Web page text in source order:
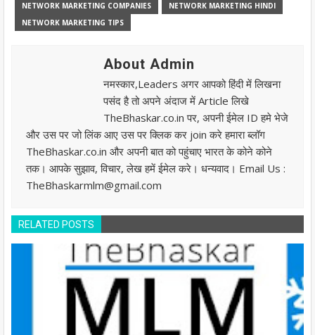
NETWORK MARKETING COMPANIES
NETWORK MARKETING HINDI
NETWORK MARKETING TIPS
About Admin
नमस्कार,Leaders अगर आपको हिंदी में लिखना
पसंद है तो अपने अंदाज में Article लिखे
TheBhaskar.co.in पर, अपनी ईमेल ID हमे भेजे
और उस पर जो लिंक आए उस पर क्लिक कर join करे हमारा ब्लॉग
TheBhaskar.co.in और अपनी बात को पहुंचाए भारत के कोने कोने
तक। आपके सुझाव, विचार, लेख हमें ईमेल करे। धन्यवाद। Email Us :
TheBhaskarmlm@gmail.com
RELATED POSTS